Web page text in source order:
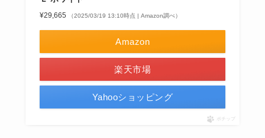
¥29,665 （2025/03/19 13:10時点 | Amazon調べ）
Amazon
楽天市場
Yahooショッピング
ポチップ